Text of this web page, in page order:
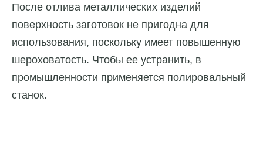
После отлива металлических изделий
поверхность заготовок не пригодна для
использования, поскольку имеет повышенную
шероховатость. Чтобы ее устранить, в
промышленности применяется полировальный
станок.